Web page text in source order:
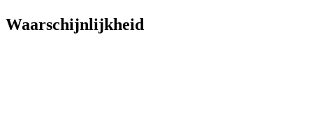
Waarschijnlijkheid